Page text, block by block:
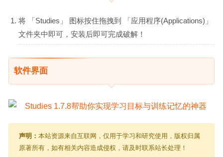
将 「Studies」 图标按住拖拽到 「应用程序(Applications)」
文件夹中即可，安装后即可完成破解！
软件界面
声明： 本站资源来自互联网，仅用于学习和研究使用，版权归属
原著所有，如有相关内容造成侵权，请及时联系站长处理！